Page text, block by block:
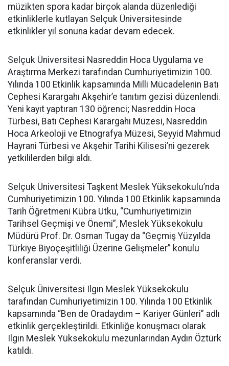
müzikten spora kadar birçok alanda düzenlediği
etkinliklerle kutlayan Selçuk Üniversitesinde
etkinlikler yıl sonuna kadar devam edecek.
Selçuk Üniversitesi Nasreddin Hoca Uygulama ve
Araştırma Merkezi tarafından Cumhuriyetimizin 100.
Yılında 100 Etkinlik kapsamında Milli Mücadelenin Batı
Cephesi Karargahı Akşehir’e tanıtım gezisi düzenlendi.
Yeni kayıt yaptıran 130 öğrenci; Nasreddin Hoca
Türbesi, Batı Cephesi Karargahı Müzesi, Nasreddin
Hoca Arkeoloji ve Etnografya Müzesi, Seyyid Mahmud
Hayrani Türbesi ve Akşehir Tarihi Kilisesi’ni gezerek
yetkililerden bilgi aldı.
Selçuk Üniversitesi Taşkent Meslek Yüksekokulu’nda
Cumhuriyetimizin 100. Yılında 100 Etkinlik kapsamında
Tarih Öğretmeni Kübra Utku, “Cumhuriyetimizin
Tarihsel Geçmişi ve Önemi”, Meslek Yüksekokulu
Müdürü Prof. Dr. Osman Tugay da “Geçmiş Yüzyılda
Türkiye Biyoçeşitliliği Üzerine Gelişmeler” konulu
konferanslar verdi.
Selçuk Üniversitesi Ilgın Meslek Yüksekokulu
tarafından Cumhuriyetimizin 100. Yılında 100 Etkinlik
kapsamında “Ben de Oradaydım – Kariyer Günleri” adlı
etkinlik gerçekleştirildi. Etkinliğe konuşmacı olarak
Ilgın Meslek Yüksekokulu mezunlarından Aydın Öztürk
katıldı.